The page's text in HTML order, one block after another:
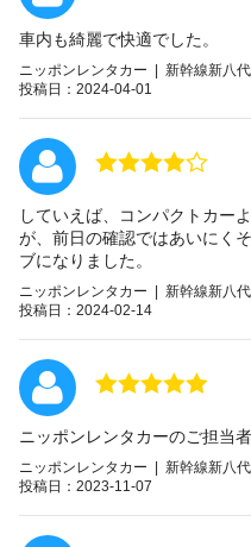
車内も綺麗で快適でした。
ニッポンレンタカー | 新幹線新八
投稿日：2024-04-01
していえば、コンパクトカー
が、前日の確認ではあいにく
ブになりました。
ニッポンレンタカー | 新幹線新八
投稿日：2024-02-14
ニッポンレンタカーのご担当
ニッポンレンタカー | 新幹線新八
投稿日：2023-11-07